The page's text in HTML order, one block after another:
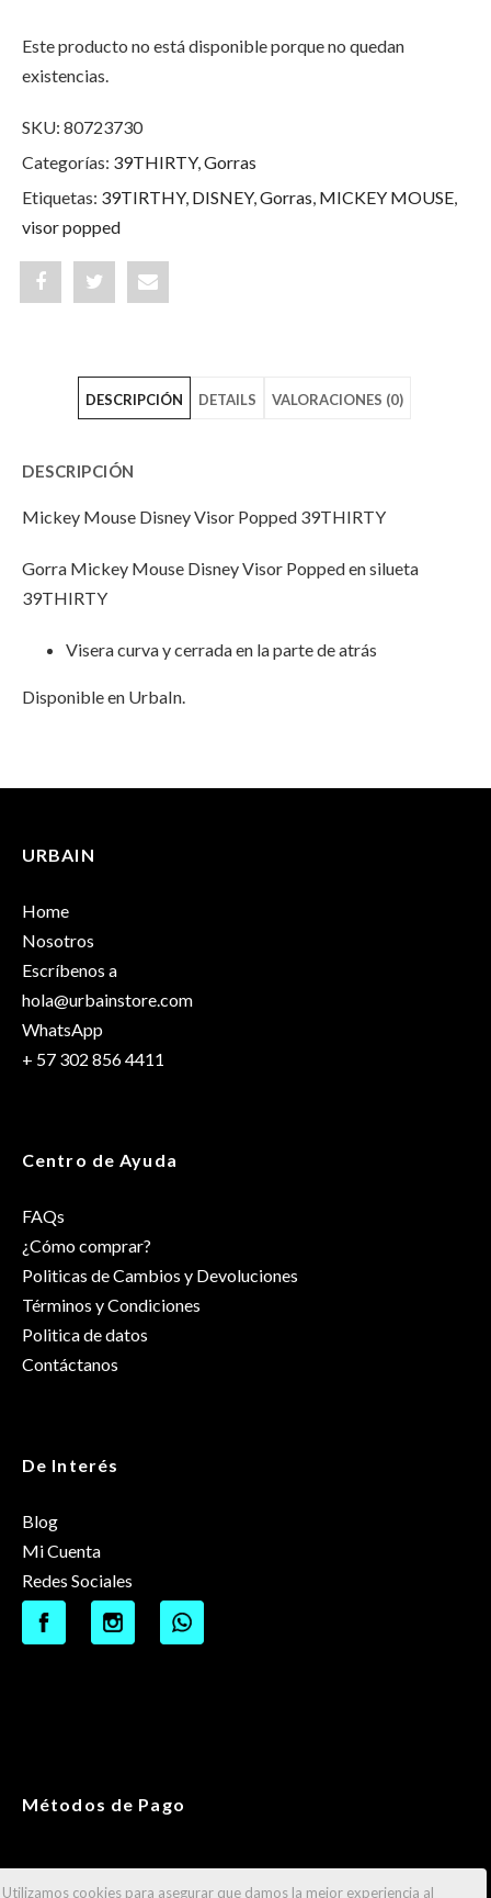
Este producto no está disponible porque no quedan
existencias.
SKU: 80723730
Categorías: 39THIRTY,Gorras
Etiquetas: 39TIRTHY, DISNEY,Gorras, MICKEY MOUSE,
visor popped
Share
Disney
39THIRTY"
on
Post
Mouse
39THIRTY"
Twitter
Share
Disney
39THIRTY"
on
DESCRIPCIÓN DETAILS VALORACIONES (0)
DESCRIPCIÓN
Mickey Mouse Disney Visor Popped 39THIRTY
Gorra Mickey Mouse Disney Visor Popped en silueta
39THIRTY
Visera curva y cerrada en la parte de atrás
Disponible en UrbaIn.
Dimensiones
Solo los usuarios registrados que hayan comprado este
URBAIN
Home
Nosotros
Escríbenos a
hola@urbainstore.com
WhatsApp
+ 57 302 856 4411
Centro de Ayuda
FAQs
¿Cómo comprar?
Politicas de Cambios y Devoluciones
Términos y Condiciones
Politica de datos
Contáctanos
De Interés
Blog
Mi Cuenta
Redes Sociales
Métodos de Pago
Utilizamos cookies para asegurar que damos la mejor experiencia al